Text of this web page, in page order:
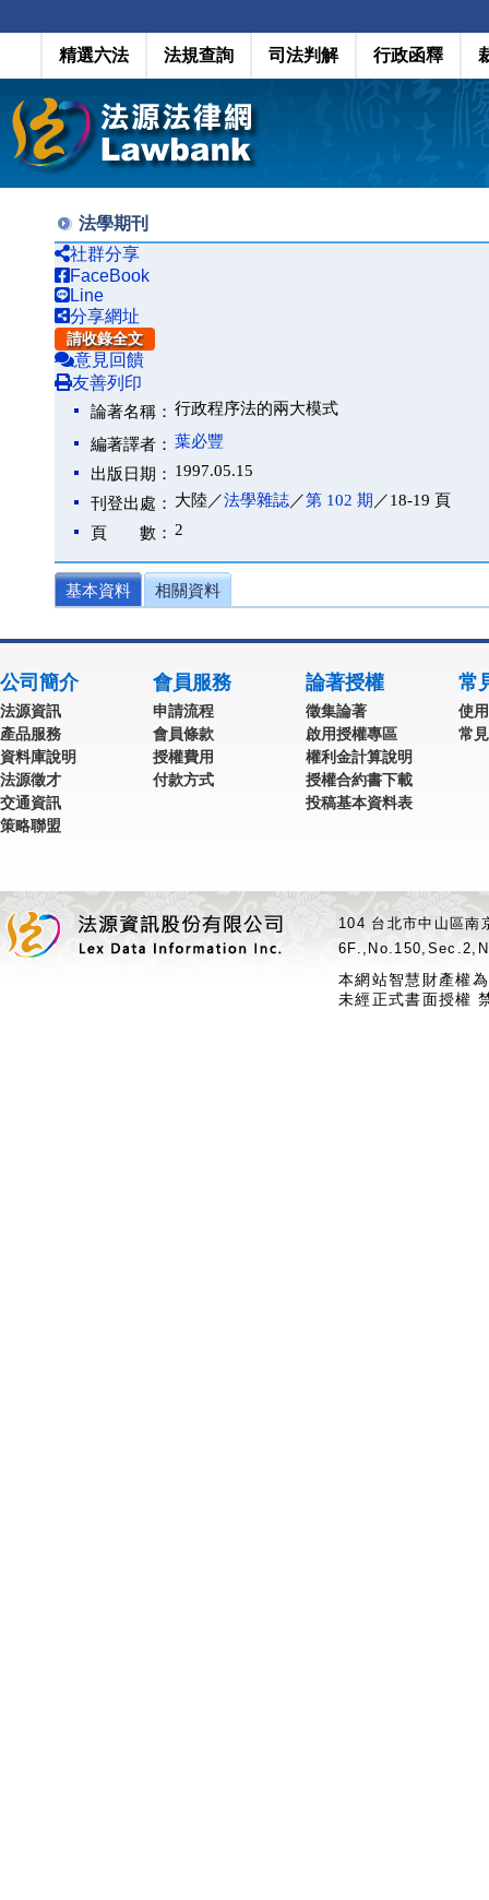
精選六法 法規查詢 司法判解 行政函釋
法學期刊
社群分享
FaceBook
Line
分享網址
請收錄全文
意見回饋
友善列印
論著名稱： 行政程序法的兩大模式
編著譯者： 葉必豐
出版日期： 1997.05.15
刊登出處： 大陸／法學雜誌／第 102 期 ／18-19 頁
頁 數： 2
基本資料 相關資料
公司簡介
法源資訊
產品服務
資料庫說明
法源徵才
交通資訊
策略聯盟
會員服務
申請流程
會員條款
授權費用
付款方式
論著授權
徵集論著
啟用授權專區
權利金計算說明
授權合約書下載
投稿基本資料表
常
使
常
104 台北市中山區
本網站智慧財產權
未經正式書面授權